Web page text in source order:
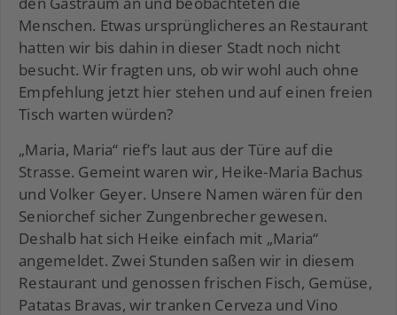
Menschen. Etwas ursprünglicheres an Restaurant
hatten wir bis dahin in dieser Stadt noch nicht
besucht. Wir fragten uns, ob wir wohl auch ohne
Empfehlung jetzt hier stehen und auf einen freien
Tisch warten würden?
„Maria, Maria“ rief’s laut aus der Türe auf die
Strasse. Gemeint waren wir, Heike-Maria Bachus
und Volker Geyer. Unsere Namen wären für den
Seniorchef sicher Zungenbrecher gewesen.
Deshalb hat sich Heike einfach mit „Maria“
angemeldet. Zwei Stunden saßen wir in diesem
Restaurant und genossen frischen Fisch, Gemüse,
Patatas Bravas, wir tranken Cerveza und Vino